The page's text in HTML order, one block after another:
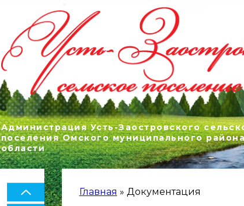
Администрация Усть-Заостровского
поселения Омского муниципального
области
ВЫ ЗДЕСЬ
Главная » Документация